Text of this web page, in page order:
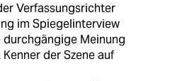
Verfassungsrichter
im Spiegelinterview
durchgängige Meinung
der Szene auf